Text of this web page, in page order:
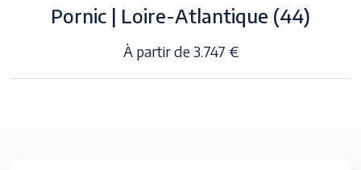
Pornic | Loire-Atlantique (44)
À partir de 3.747 €